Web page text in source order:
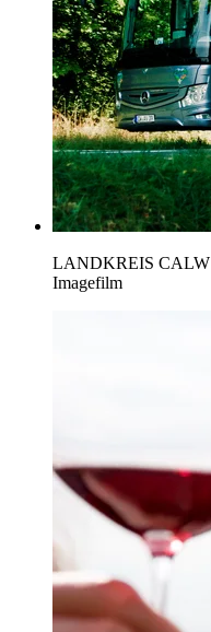
LANDKREIS CALW
Imagefilm